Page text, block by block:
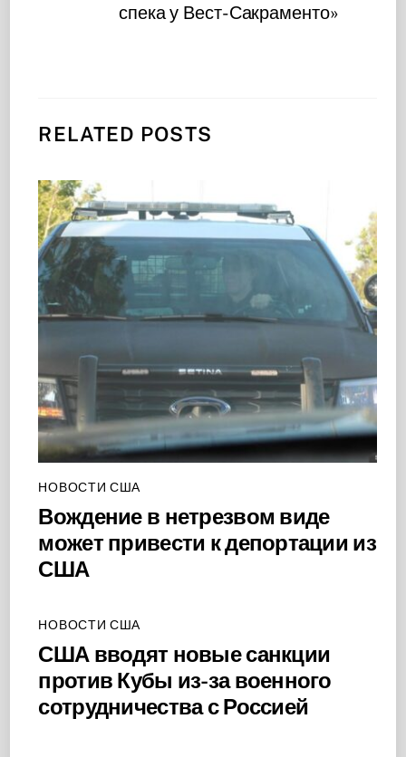
спека у Вест-Сакраменто»
RELATED POSTS
НОВОСТИ США
Вождение в нетрезвом виде
может привести к депортации из
США
НОВОСТИ США
США вводят новые санкции
против Кубы из-за военного
сотрудничества с Россией